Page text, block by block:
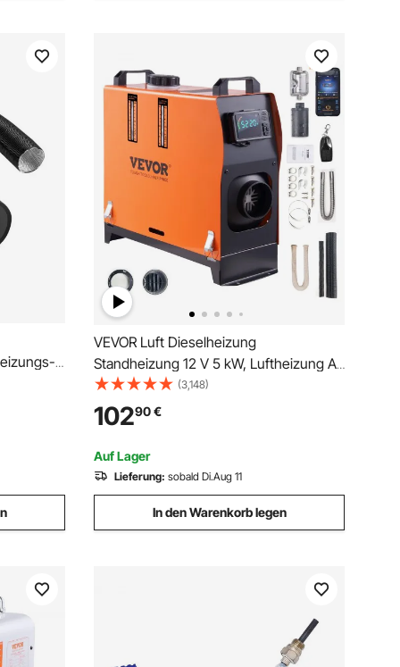
VEVOR Luft Dieselheizung
Standheizung 12 V 5 kW, Luftheizung Air
Diesel Diesel Standheizung Lufterhitzer,
0,16–0,52 L/Std. Dieselheizung mit LCD-
Display & Fernbedienung & Bluetooth-
APP
(3,148)
10290€
Auf Lager
Lieferung: sobald Di.Aug 11
In den Warenkorb legen